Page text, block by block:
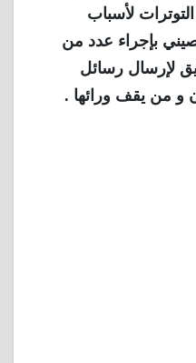
لأسباب
بإجراء عدد من
لإرسال رسائل
و من يقف ورائها .